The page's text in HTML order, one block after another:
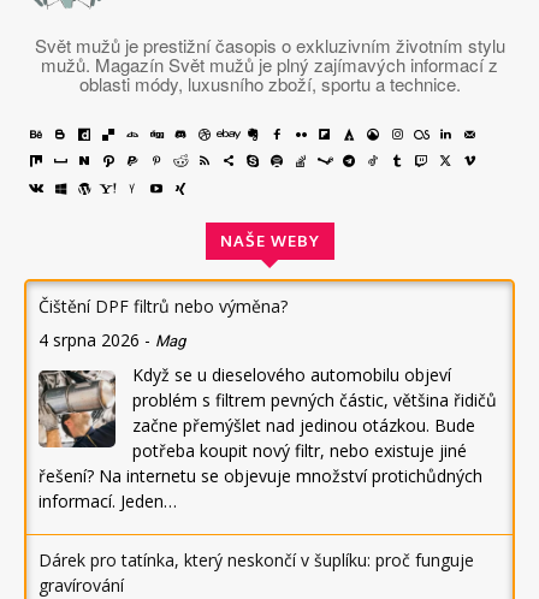
Svět mužů je prestižní časopis o exkluzivním životním stylu
mužů. Magazín Svět mužů je plný zajímavých informací z
oblasti módy, luxusního zboží, sportu a technice.
NAŠE WEBY
Čištění DPF filtrů nebo výměna?
4 srpna 2026 - Mag
Když se u dieselového automobilu objeví
problém s filtrem pevných částic, většina řidičů
začne přemýšlet nad jedinou otázkou. Bude
potřeba koupit nový filtr, nebo existuje jiné
řešení? Na internetu se objevuje množství protichůdných
informací. Jeden…
Dárek pro tatínka, který neskončí v šuplíku: proč funguje
gravírování